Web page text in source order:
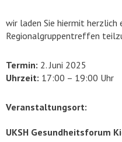
wir laden Sie hiermit herzlich
Regionalgruppentreffen
Termin: 2. Juni 2025
Uhrzeit: 17:00 – 19:00 Uhr
Veranstaltungsort:
UKSH Gesundheitsforum